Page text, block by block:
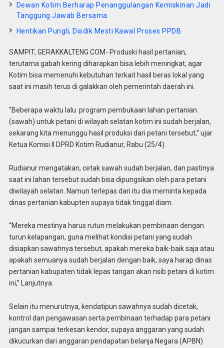
Dewan Kotim Berharap Penanggulangan Kemiskinan Jadi
Tanggung Jawab Bersama
Hentikan Pungli, Disdik Mesti Kawal Proses PPDB
SAMPIT, GERAKKALTENG.COM- Produski hasil pertanian,
terutama gabah kering diharapkan bisa lebih meningkat, agar
Kotim bisa memenuhi kebutuhan terkait hasil beras lokal yang
saat ini masih terus di galakkan oleh pemerintah daerah ini.
“Beberapa waktu lalu program pembukaan lahan pertanian
(sawah) untuk petani di wilayah selatan kotim ini sudah berjalan,
sekarang kita menunggu hasil produksi dari petani tersebut,” ujar
Ketua Komisi II DPRD Kotim Rudianur, Rabu (25/4).
Rudianur mengatakan, cetak sawah sudah berjalan, dan pastinya
saat ini lahan tersebut sudah bisa dipungsikan oleh para petani
diwilayah selatan. Namun terlepas dari itu dia meminta kepada
dinas pertanian kabupten supaya tidak tinggal diam.
“Mereka mestinya harus rutun melakukan pembinaan dengan
turun kelapangan, guna melihat kondisi petani yang sudah
disiapkan sawahnya tersebut, apakah mereka baik-baik saja atau
apakah semuanya sudah berjalan dengan baik, saya harap dinas
pertanian kabupaten tidak lepas tangan akan nsib petani di kotim
ini,” Lanjutnya.
Selain itu menurutnya, kendatipun sawahnya sudah dicetak,
kontrol dan pengawasan serta pembinaan terhadap para petani
jangan sampai terkesan kendor, supaya anggaran yang sudah
dikucurkan dari anggaran pendapatan belanja Negara (APBN)